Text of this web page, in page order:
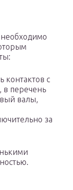
контактов с
в перечень
валы,
за